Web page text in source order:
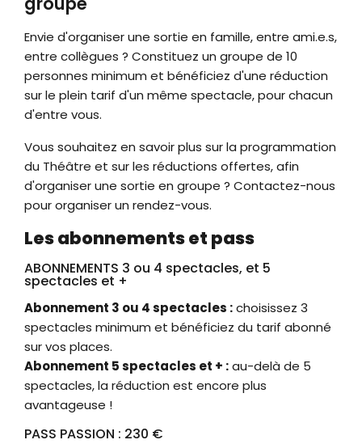
Envie d'organiser une sortie en famille, entre ami.e.s,
entre collègues ? Constituez un groupe de 10
personnes minimum et bénéficiez d'une réduction
sur le plein tarif d'un même spectacle, pour chacun
d'entre vous.
Vous souhaitez en savoir plus sur la programmation
du Théâtre et sur les réductions offertes, afin
d'organiser une sortie en groupe ? Contactez-nous
pour organiser un rendez-vous.
Les abonnements et pass
ABONNEMENTS 3 ou 4 spectacles, et 5
spectacles et +
Abonnement 3 ou 4 spectacles :choisissez 3
spectacles minimum et bénéficiez du tarif abonné
sur vos places.
Abonnement 5 spectacles et + :au-delà de 5
spectacles, la réduction est encore plus
avantageuse !
PASS PASSION : 230 €